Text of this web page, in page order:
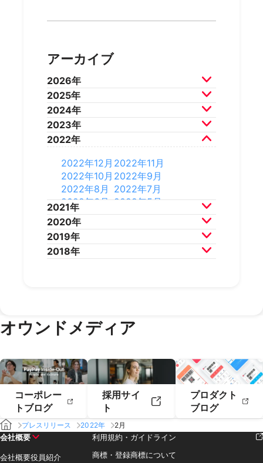
アーカイブ
2026年
2026年7月 2026年6月
2026年5月 2026年4月
2026年3月 2026年2月
2025年
2025年12月2025年11月
2025年10月2025年9月
2025年8月 2025年7月
2025年6月 2025年5月
2025年4月 2025年3月
2025年2月 2025年1月
2024年
2024年12月2024年11月
2024年10月2024年9月
2024年8月 2024年7月
2024年6月 2024年5月
2024年4月 2024年3月
2024年2月 2024年1月
2023年
2023年12月2023年11月
2023年10月 2023年9月
2023年8月 2023年7月
2023年6月 2023年5月
2023年4月 2023年3月
2023年2月 2023年1月
2022年
2022年12月 2022年11月
2022年10月 2022年9月
2022年8月 2022年7月
2022年6月 2022年5月
2022年4月 2022年3月
2022年2月 2022年1月
2021年
2021年12月2021年11月
2021年10月2021年9月
2021年8月 2021年7月
2020年
2020年12月2020年11月
2020年10月2020年9月
2019年
2019年12月2019年11月
2019年2月
2019年1月
2018年
オウンドメディア
コーポレー
トブログ
採用サイ
ト
プロダクト
ブログ
プレスリリース 2022年 2月
会社概要
会社概要役員紹介
利用規約・ガイドライン
商標・登録商標について